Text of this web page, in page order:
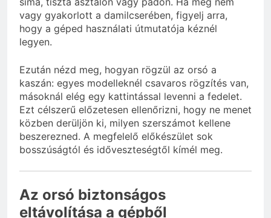
vagy gyakorlott a damilcserében, figyelj arra,
hogy a géped használati útmutatója kéznél
legyen.
Ezután nézd meg, hogyan rögzül az orsó a
kaszán: egyes modelleknél csavaros rögzítés van,
másoknál elég egy kattintással levenni a fedelet.
Ezt célszerű előzetesen ellenőrizni, hogy ne menet
közben derüljön ki, milyen szerszámot kellene
beszerezned. A megfelelő előkészület sok
bosszúságtól és időveszteségtől kímél meg.
Az orsó biztonságos
eltávolítása a gépből